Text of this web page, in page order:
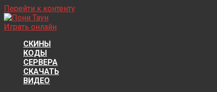
Перейти к контенту
Играть онлайн
СКИНЫ
КОДЫ
СЕРВЕРА
СКАЧАТЬ
ВИДЕО